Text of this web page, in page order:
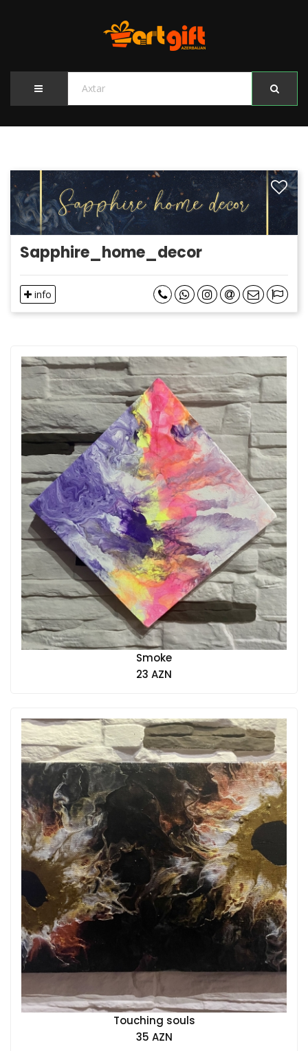
Sapphire_home_decor
info
Smoke
23 AZN
Touching souls
35 AZN